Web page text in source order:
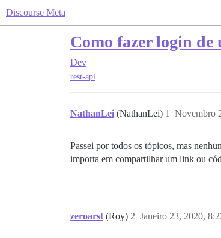
Discourse Meta
Como fazer login
Dev
rest-api
NathanLei (NathanLei) Novembro
1
Passei por todos os tópicos, mas
importa em compartilhar um link ou
zeroarst (Roy) Janeiro 23, 2020,
2